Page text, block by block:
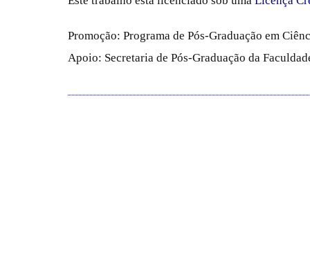
Promoção: Programa de Pós-Graduação em
Apoio: Secretaria de Pós-Graduação da